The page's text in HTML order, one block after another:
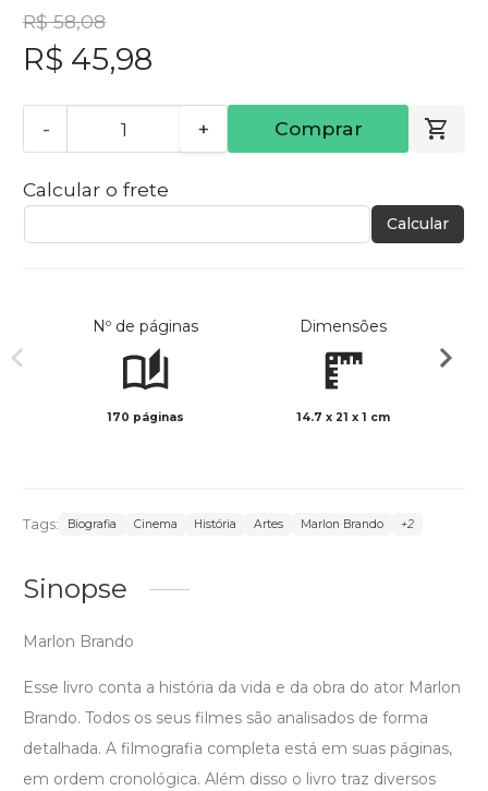
R$ 58,08
R$ 45,98
- + Comprar
Calcular o frete
Calcular
Nº de páginas
170 páginas
Dimensões
14.7 x 21 x 1 cm
Tags: Biografia Cinema História Artes Marlon Brando +2
Sinopse
Marlon Brando
Esse livro conta a história da vida e da obra do ator Marlon
Brando. Todos os seus filmes são analisados de forma
detalhada. A filmografia completa está em suas páginas,
em ordem cronológica. Além disso o livro traz diversos